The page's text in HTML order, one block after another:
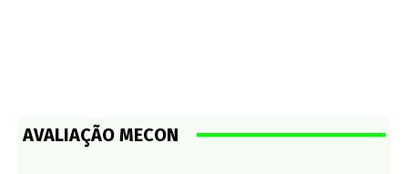
AVALIAÇÃO MECON